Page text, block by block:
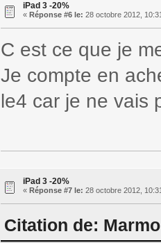
iPad 3 -20%
« Réponse #6 le: 28 octobre 2012,
C est ce que je
Je compte en
le4 car je ne
iPad 3 -20%
« Réponse #7 le: 28 octobre 2012,
Citation de: